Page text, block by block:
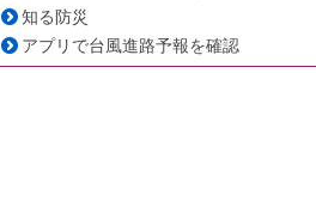
知る防災
アプリで台風進路予報を確認